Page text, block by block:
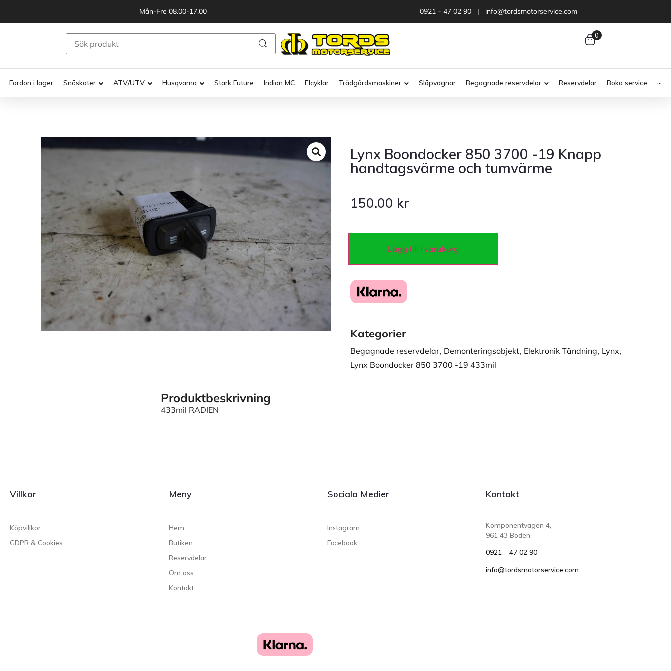
Mån-Fre 08.00-17.00 0921 – 47 02 90 | info@tordsmotorservice.com
0
Fordon i lager Snöskoter ATV/UTV Husqvarna Stark Future Indian MC Elcyklar Trädgårdsmaskiner Släpvagnar Begagnade reservdelar Reservdelar Boka service ···
Lynx Boondocker 850 3700 -19 Knapp
handtagsvärme och tumvärme
150.00 kr
Lägg till i varukorg
Kategorier
Begagnade reservdelar, Demonteringsobjekt, Elektronik Tändning, Lynx,
Lynx Boondocker 850 3700 -19 433mil
Produktbeskrivning
433mil RADIEN
Villkor
Köpvillkor
GDPR & Cookies
Meny
Hem
Butiken
Reservdelar
Om oss
Kontakt
Sociala Medier
Instagram
Facebook
Kontakt
Komponentvägen 4,
961 43 Boden
0921 – 47 02 90
info@tordsmotorservice.com